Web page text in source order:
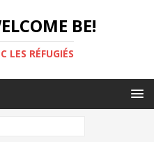
BE!
LES RÉFUGIÉS